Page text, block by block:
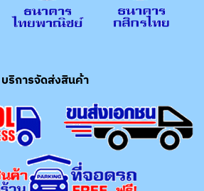
บริการจัดส่งสินค้า